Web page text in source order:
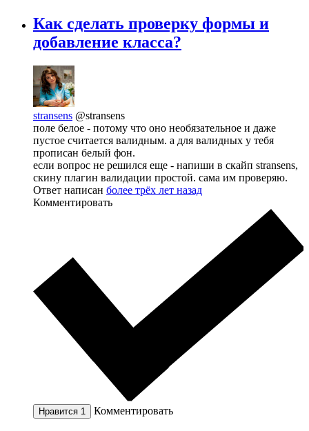
Как сделать проверку формы и
добавление класса?
stransens @stransens
поле белое - потому что оно необязательное и даже
пустое считается валидным. а для валидных у тебя
прописан белый фон.
если вопрос не решился еще - напиши в скайп stransens,
скину плагин валидации простой. сама им проверяю.
Ответ написан более трёх лет назад
Комментировать
Нравится 1 Комментировать